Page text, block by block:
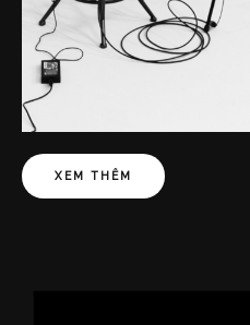
XEM THÊM